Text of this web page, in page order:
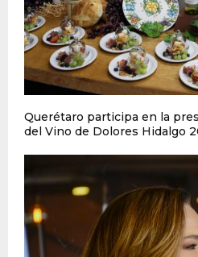
Querétaro participa en la
del Vino de Dolores Hidalgo